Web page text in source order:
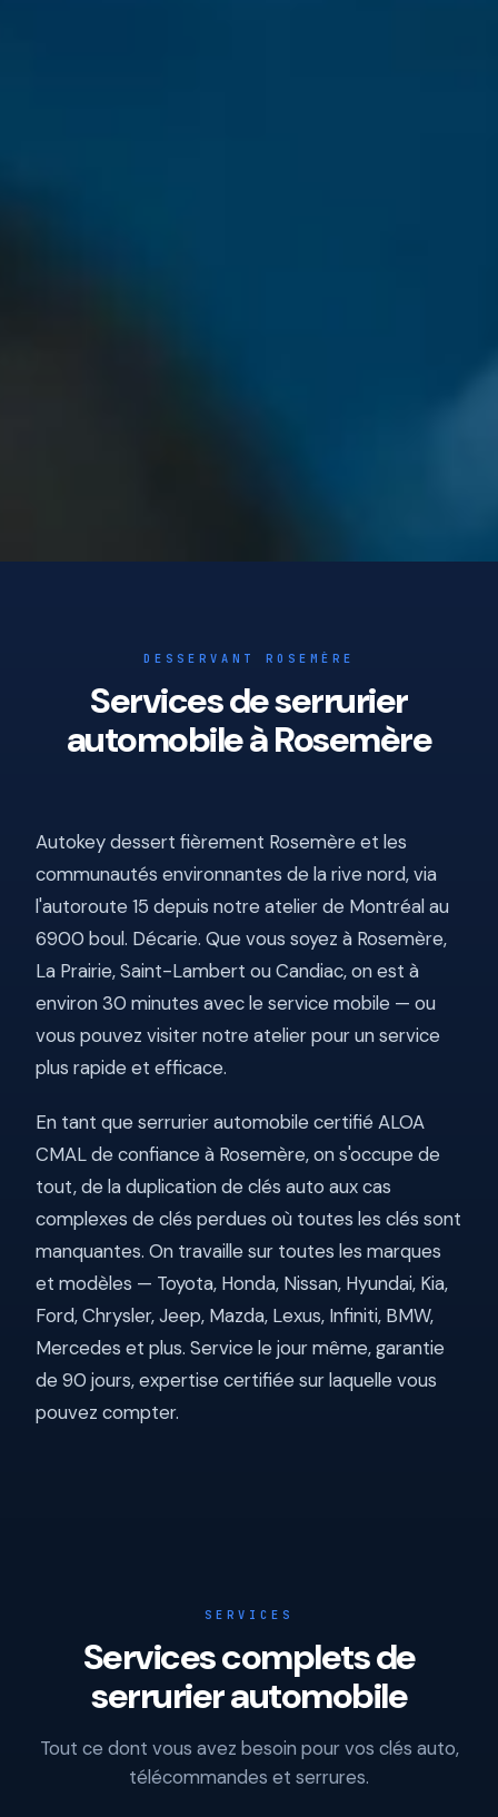
DESSERVANT ROSEMÈRE
Services de serrurier
automobile à Rosemère
Autokey dessert fièrement Rosemère et les
communautés environnantes de la rive nord, via
l'autoroute 15 depuis notre atelier de Montréal au
6900 boul. Décarie. Que vous soyez à Rosemère,
La Prairie, Saint-Lambert ou Candiac, on est à
environ 30 minutes avec le service mobile — ou
vous pouvez visiter notre atelier pour un service
plus rapide et efficace.
En tant que serrurier automobile certifié ALOA
CMAL de confiance à Rosemère, on s'occupe de
tout, de la duplication de clés auto aux cas
complexes de clés perdues où toutes les clés sont
manquantes. On travaille sur toutes les marques
et modèles — Toyota, Honda, Nissan, Hyundai, Kia,
Ford, Chrysler, Jeep, Mazda, Lexus, Infiniti, BMW,
Mercedes et plus. Service le jour même, garantie
de 90 jours, expertise certifiée sur laquelle vous
pouvez compter.
SERVICES
Services complets de
serrurier automobile
Tout ce dont vous avez besoin pour vos clés auto,
télécommandes et serrures.